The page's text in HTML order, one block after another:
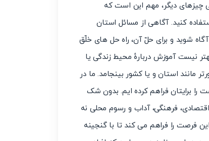
چیزهای دیگر، مهم این است که
کنید. آگاهی از مسائل استان
شوید و برای حلّ آن، راه حل های خلّق
نیست آموزش دربارهٔ محیط زندگی یا
استان و یا کشور بینجامد. ما در
برایتان فراهم کرده ایم. بدون شک
فرهنگی، آداب و رسوم محلی نه
فرصت را فراهم می کند تا با گنجینه